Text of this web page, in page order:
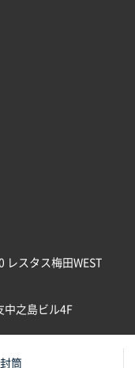
応)
っている点が良か
レスタス梅田WEST
中之島ビル4F
封筒